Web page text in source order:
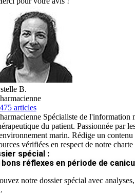
B.
articles
Spécialiste de l'information
du patient. Passionnée par
marin. Rédige un
vérifiées en respect de notre
spécial :
bons réflexes en période de
notre dossier spécial avec